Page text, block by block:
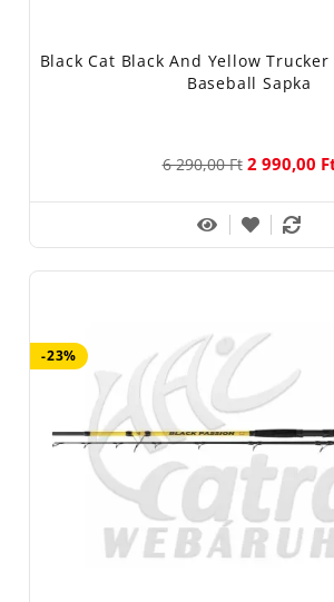
Black Cat Black And Yellow
Baseball Sapka
6 290,00 Ft 2 990,00
-23%